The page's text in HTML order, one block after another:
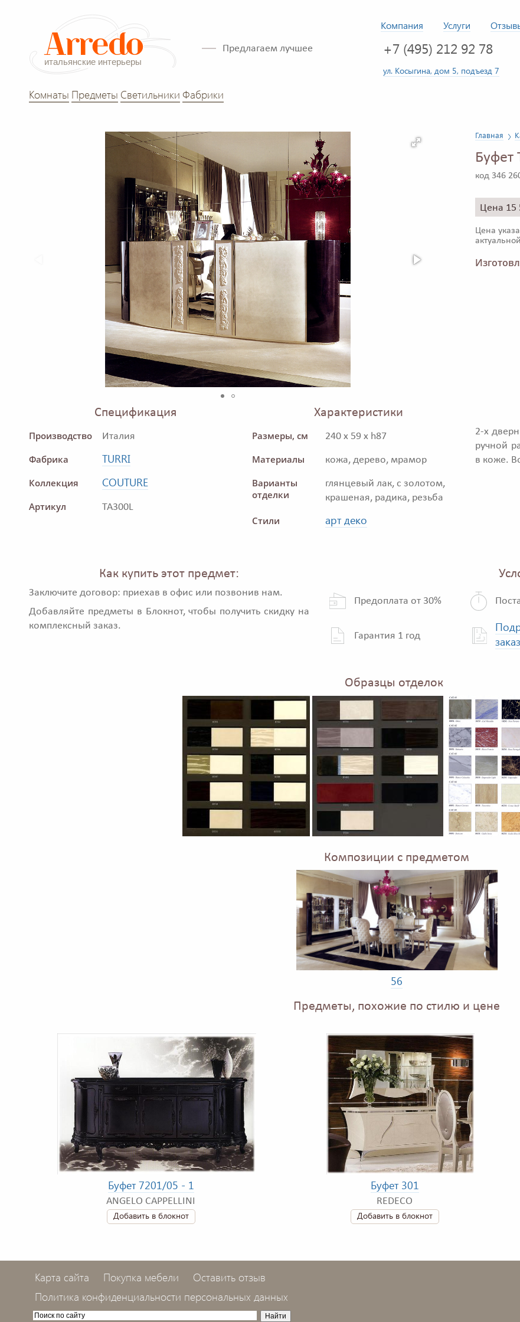
Компания Услуги
Предлагаем лучшее +7 (495) 212 92 78
ул. Косыгина, дом 5, подъезд 7
Комнаты Предметы Светильники Фабрики
Главная
Буфет
код 346
Цена 15
Цена
Спецификация
Производство Италия
Фабрика TURRI
Коллекция COUTURE
Артикул TA300L
Характеристики
Размеры, см 240 x 59 x h87
Материалы кожа, дерево, мрамор
Варианты
отделки
глянцевый лак, с золотом,
крашеная, радика, резьба
Стили арт деко
2-х
ручной
в коже.
Как купить этот предмет:
Заключите договор: приехав в офис или позвонив нам.
Добавляйте предметы в Блокнот, чтобы получить скидку на
комплексный заказ.
Предоплата от 30%
Гарантия 1 год
Образцы отделок
Композиции с предметом
56
Предметы, похожие по стилю и цене
Буфет 7201/05 - 1
ANGELO CAPPELLINI
Добавить в блокнот
Буфет 301
REDECO
Добавить в блокнот
Карта сайта Покупка мебели
Оставить отзыв
Политика конфиденциальности персональных данных